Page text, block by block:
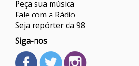
Peça sua música
Fale com a Rádio
Seja repórter da 98
Siga-nos